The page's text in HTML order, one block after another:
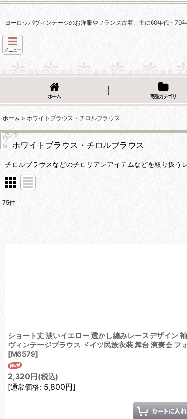
ヨーロッパヴィンテージのお洋服やフランス古着。主に60年代・
メニュー
ホーム 商品カテゴリ
ホーム > ホワイトブラウス・チロルブラウス
ホワイトブラウス・チロルブラウス
チロルブラウスなどのチロリアンアイテムなどを取り扱う
75件
ショート丈 淡いイエロー 透かし編みレースデザイン
ヴィンテージブラウス ドイツ民族衣装 舞台 演奏会 フ
[M6579]
2,320 円 (税込)
[通常価格: 5,800円]